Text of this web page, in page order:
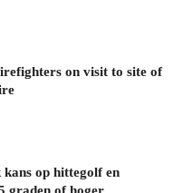
on visit to site of
kans op hittegolf en
graden of hoger